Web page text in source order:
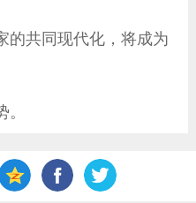
的共同现代化，将成为